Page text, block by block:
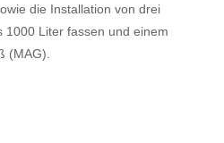
die Installation von drei
1000 Liter fassen und einem
(MAG).